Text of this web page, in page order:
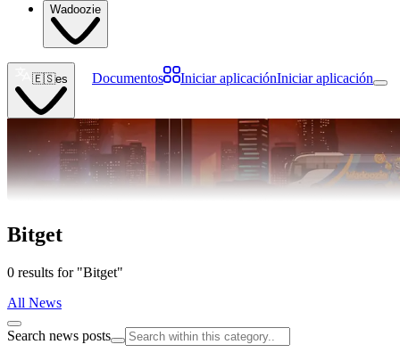
Wadoozie
🇪🇸es Documentos Iniciar aplicaciónIniciar aplicación
Bitget
0 results for "Bitget"
All News
Search news posts